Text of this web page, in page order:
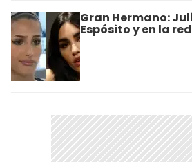
Gran Hermano:
Espósito y en la